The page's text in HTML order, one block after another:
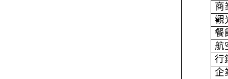
商
觀
餐
航
行
企